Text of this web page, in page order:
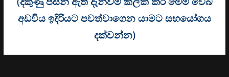
අඩවිය ඉදිරියට පවත්වාගෙන යාමට සහයෝගය
දක්වන්න)